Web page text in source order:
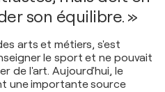
son équilibre. »
arts et métiers, s'est
le sport et ne pouvait
de l'art. Aujourd'hui, le
une importante source